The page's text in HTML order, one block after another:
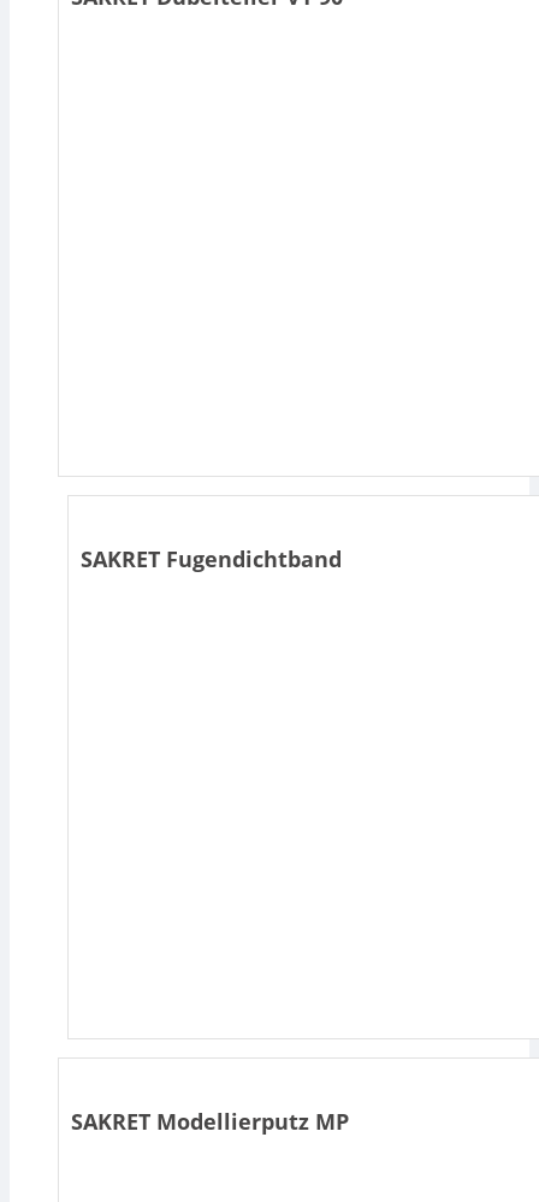
SAKRET Fugendichtband
SAKRET Modellierputz MP